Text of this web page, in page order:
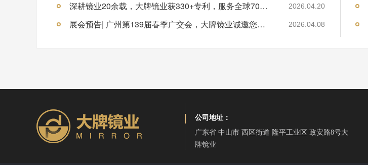
深耕镜业20余载，大牌镜业获330+专利，服务全球70+国家客户 2026.04.20
展会预告| 广州第139届春季广交会，大牌镜业诚邀您莅临 2026.04.08
公司地址：
广东省 中山市 西区街道 隆平工业区 政安路8号大
牌镜业